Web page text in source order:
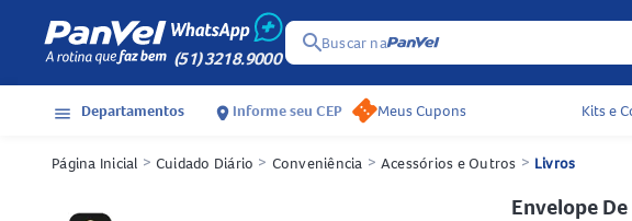
(51) 3218.9000
searchBuscar na
menu Departamentos location_on Informe seu CEP Meus Cupons Kits e
Página Inicial > Cuidado Diário > Conveniência > Acessórios e Outros > Livros
Envelope